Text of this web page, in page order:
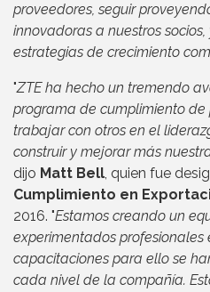
proveedores, seguir
innovadoras a nuestros
estrategias de crecimiento
"ZTE ha hecho un tremendo
programa de cumplimiento de
trabajar con otros en el
construir y mejorar más
dijo Matt Bell, quien fue
Cumplimiento en
2016. "Estamos creando un
experimentados profesionales
capacitaciones para ello se
cada nivel de la compañía.